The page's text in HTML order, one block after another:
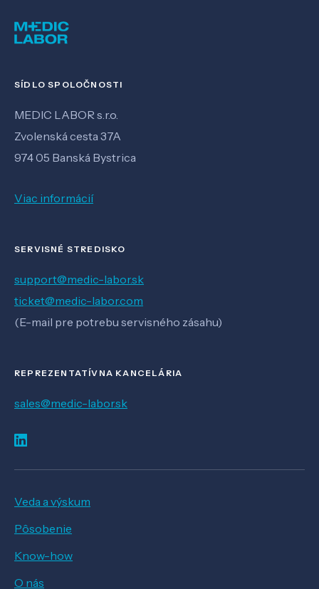
SÍDLO SPOLOČNOSTI
MEDIC LABOR s.r.o.
Zvolenská cesta 37A
974 05 Banská Bystrica
Viac informácií
SERVISNÉ STREDISKO
support@medic-labor.sk
ticket@medic-labor.com
(E-mail pre potrebu servisného zásahu)
REPREZENTATÍVNA KANCELÁRIA
sales@medic-labor.sk
Veda a výskum
Pôsobenie
Know-how
O nás